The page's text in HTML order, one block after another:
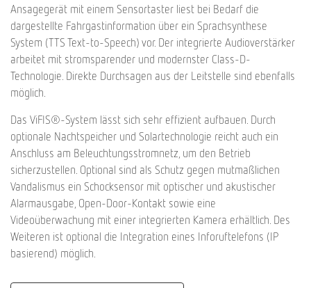
Ansagegerät mit einem Sensortaster liest bei Bedarf die
dargestellte Fahrgastinformation über ein Sprachsynthese
System (TTS Text-to-Speech) vor. Der integrierte Audioverstärker
arbeitet mit stromsparender und modernster Class-D-
Technologie. Direkte Durchsagen aus der Leitstelle sind ebenfalls
möglich.
Das ViFIS®-System lässt sich sehr effizient aufbauen. Durch
optionale Nachtspeicher und Solartechnologie reicht auch ein
Anschluss am Beleuchtungsstromnetz, um den Betrieb
sicherzustellen. Optional sind als Schutz gegen mutmaßlichen
Vandalismus ein Schocksensor mit optischer und akustischer
Alarmausgabe, Open-Door-Kontakt sowie eine
Videoüberwachung mit einer integrierten Kamera erhältlich. Des
Weiteren ist optional die Integration eines Inforuftelefons (IP
basierend) möglich.